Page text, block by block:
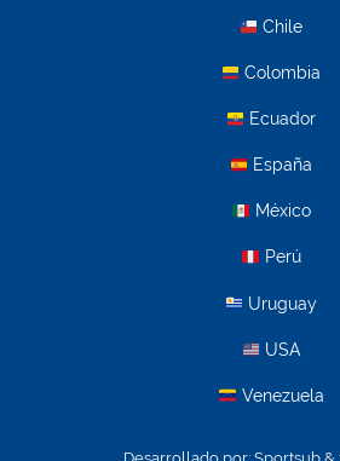
Chile
Colombia
Ecuador
España
México
Perú
Uruguay
USA
Venezuela